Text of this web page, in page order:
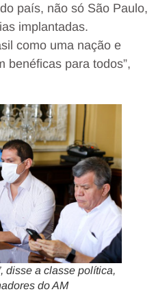
país, não só São Paulo,
implantadas.
como uma nação e
benéficas para todos”,
disse a classe política,
do AM